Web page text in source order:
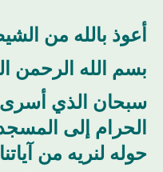
أعوذ بالله من
بسم الله الرحمن
سبحان الذي أسرى
الحرام إلى المسجد
حوله لنريه من